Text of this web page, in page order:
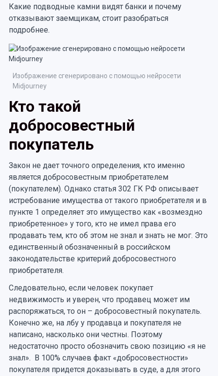
Какие подводные камни видят банки и почему
отказывают заемщикам, стоит разобраться
подробнее.
Изображение сгенерировано с помощью нейросети
Midjourney
Кто такой
добросовестный
покупатель
Закон не дает точного определения, кто именно
является добросовестным приобретателем
(покупателем). Однако статья 302 ГК РФ описывает
истребование имущества от такого приобретателя и в
пункте 1 определяет это имущество как «возмездно
приобретенное» у того, кто не имел права его
продавать тем, кто об этом не знал и знать не мог. Это
единственный обозначенный в российском
законодательстве критерий добросовестного
приобретателя.
Следовательно, если человек покупает
недвижимость и уверен, что продавец может им
распоряжаться, то он – добросовестный покупатель.
Конечно же, на лбу у продавца и покупателя не
написано, насколько они честны. Поэтому
недостаточно просто обозначить свою позицию «я не
знал». В 100% случаев факт «добросовестности»
покупателя придется доказывать в суде, а для этого